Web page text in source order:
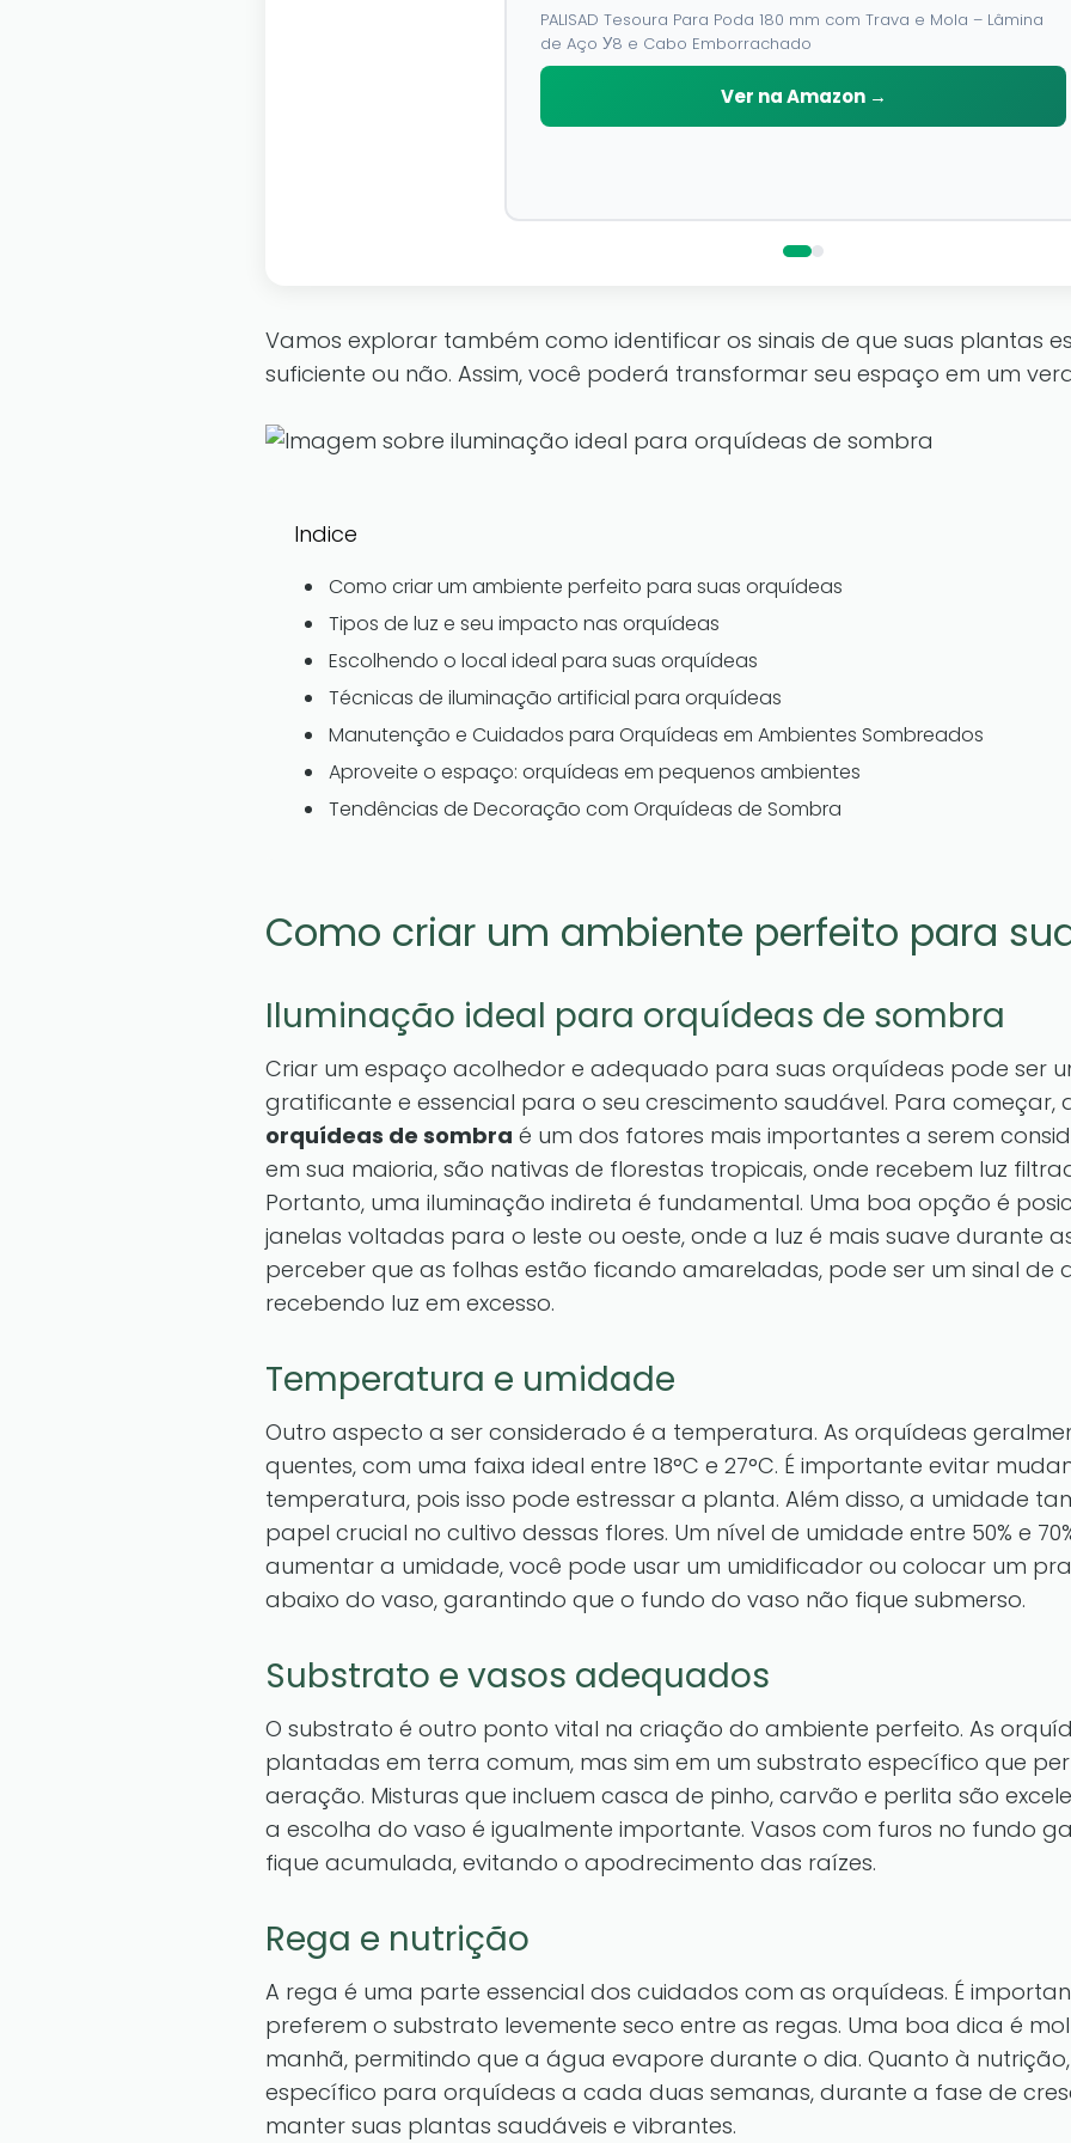
14m, para Decoração
⭐⭐⭐⭐4,3
O fio de cobre é flexível, você pode ajustá-lo à forma que você
gosta. Criar um reino de fadas de inverno pertence a você com
as luzes de fadas Dazzle Bright.
Ver na Amazon →
Vamos explorar também como identificar os sinais de que suas plantas
suficiente ou não. Assim, você poderá transformar seu espaço em um
Indice
Como criar um ambiente perfeito para suas orquídeas
Tipos de luz e seu impacto nas orquídeas
Escolhendo o local ideal para suas orquídeas
Técnicas de iluminação artificial para orquídeas
Manutenção e Cuidados para Orquídeas em Ambientes Sombreados
Aproveite o espaço: orquídeas em pequenos ambientes
Tendências de Decoração com Orquídeas de Sombra
Como criar um ambiente perfeito para
Iluminação ideal para orquídeas de sombra
Criar um espaço acolhedor e adequado para suas orquídeas pode ser
gratificante e essencial para o seu crescimento saudável. Para começar,
orquídeas de sombra é um dos fatores mais importantes a serem
em sua maioria, são nativas de florestas tropicais, onde recebem luz
Portanto, uma iluminação indireta é fundamental. Uma boa opção é
janelas voltadas para o leste ou oeste, onde a luz é mais suave durante
perceber que as folhas estão ficando amareladas, pode ser um sinal de
recebendo luz em excesso.
Temperatura e umidade
Outro aspecto a ser considerado é a temperatura. As orquídeas
quentes, com uma faixa ideal entre 18°C e 27°C. É importante evitar
temperatura, pois isso pode estressar a planta. Além disso, a umidade
papel crucial no cultivo dessas flores. Um nível de umidade entre 50% e
aumentar a umidade, você pode usar um umidificador ou colocar um
abaixo do vaso, garantindo que o fundo do vaso não fique submerso.
Substrato e vasos adequados
O substrato é outro ponto vital na criação do ambiente perfeito. As
plantadas em terra comum, mas sim em um substrato específico que
aeração. Misturas que incluem casca de pinho, carvão e perlita são
a escolha do vaso é igualmente importante. Vasos com furos no fundo
fique acumulada, evitando o apodrecimento das raízes.
Rega e nutrição
A rega é uma parte essencial dos cuidados com as orquídeas. É
preferem o substrato levemente seco entre as regas. Uma boa dica é
manhã, permitindo que a água evapore durante o dia. Quanto à
específico para orquídeas a cada duas semanas, durante a fase de
manter suas plantas saudáveis e vibrantes.